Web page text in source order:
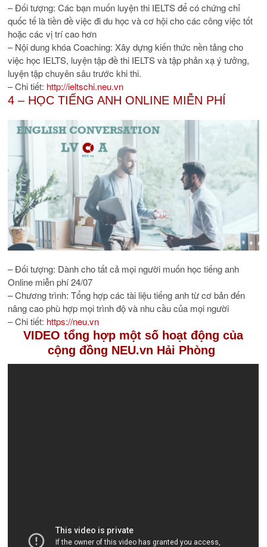
– Đối tượng: Các bạn muốn luyện thi IELTS để có chứng chỉ
quốc tế là tiền đề việc đi du học và cơ hội cho các công việc tốt
hoặc các vị trí cao hơn
– Nội dung khóa Coaching: Xây dựng kiến thức nền tảng cho
việc học IELTS, luyện tập đề thi IELTS và tập phản xạ ý tưởng,
luyện tập chuyên sâu trước khi thi.
– Chi tiết: http://ieltschi.neu.vn
4 – HỌC TIẾNG ANH ONLINE MIỄN PHÍ
– Đối tượng: Dành cho tất cả mọi người muốn học tiếng anh
Online miễn phí 24/07
– Chương trình: Tổng hợp các tài liệu tiếng anh từ cơ bản đến
nâng cao phù hợp mọi trình độ và nhu cầu của mọi người
– Chi tiết: https://neu.vn
VIDEO tổng hợp một số hoạt động của
cộng đồng NEU.vn Hải Phòng